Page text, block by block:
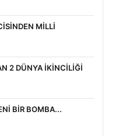
MİLLİ
2 DÜNYA İKİNCİLİĞİ
BİR BOMBA...